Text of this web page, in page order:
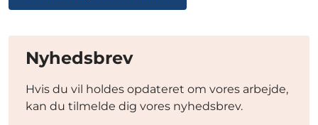
Nyhedsbrev
Hvis du vil holdes opdateret om vores arbejde,
kan du tilmelde dig vores nyhedsbrev.